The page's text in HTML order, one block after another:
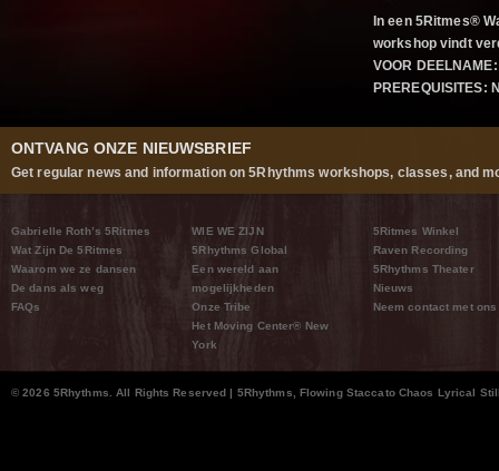
In een 5Ritmes®
workshop vindt
VOOR
PREREQUISITES:
ONTVANG ONZE NIEUWSBRIEF
Get regular news and information on 5Rhythms workshops, classes, and
Gabrielle Roth’s 5Ritmes
Wat Zijn De 5Ritmes
Waarom we ze dansen
De dans als weg
FAQs
WIE WE ZIJN
5Rhythms Global
Een wereld aan
mogelijkheden
Onze Tribe
Het Moving Center® New
York
5Ritmes Winkel
Raven Recording
5Rhythms Theater
Nieuws
Neem contact met ons
© 2026 5Rhythms. All Rights Reserved | 5Rhythms, Flowing Staccato Chaos Lyrical